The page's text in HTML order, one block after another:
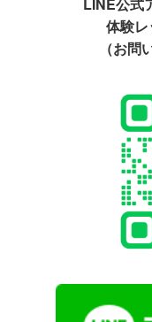
体験レ
（お問